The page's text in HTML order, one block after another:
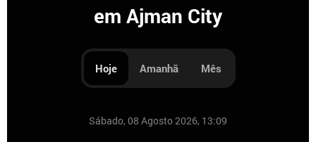
em Ajman City
Hoje Amanhã Mês
Sábado, 08 Agosto 2026, 13:09